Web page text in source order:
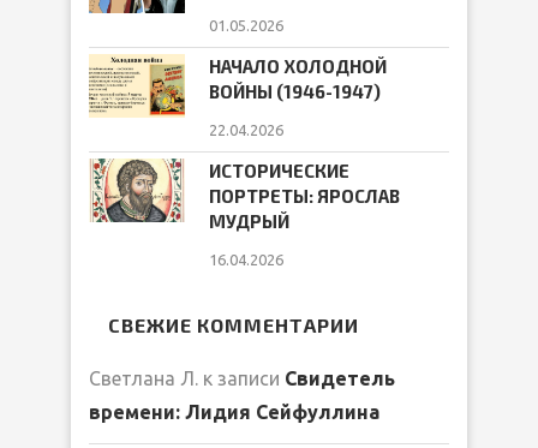
01.05.2026
НАЧАЛО ХОЛОДНОЙ
ВОЙНЫ (1946-1947)
22.04.2026
ИСТОРИЧЕСКИЕ
ПОРТРЕТЫ: ЯРОСЛАВ
МУДРЫЙ
16.04.2026
СВЕЖИЕ КОММЕНТАРИИ
Светлана Л. к записи Свидетель
времени: Лидия Сейфуллина